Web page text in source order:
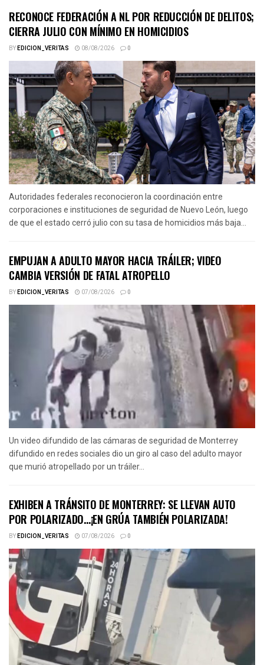
RECONOCE FEDERACIÓN A NL POR REDUCCIÓN DE DELITOS;
CIERRA JULIO CON MÍNIMO EN HOMICIDIOS
BYEDICION_VERITAS 08/08/2026 0
Autoridades federales reconocieron la coordinación entre
corporaciones e instituciones de seguridad de Nuevo León, luego
de que el estado cerró julio con su tasa de homicidios más baja...
EMPUJAN A ADULTO MAYOR HACIA TRÁILER; VIDEO
CAMBIA VERSIÓN DE FATAL ATROPELLO
BYEDICION_VERITAS 07/08/2026 0
Un video difundido de las cámaras de seguridad de Monterrey
difundido en redes sociales dio un giro al caso del adulto mayor
que murió atropellado por un tráiler...
EXHIBEN A TRÁNSITO DE MONTERREY: SE LLEVAN AUTO
POR POLARIZADO…¡EN GRÚA TAMBIÉN POLARIZADA!
BYEDICION_VERITAS 07/08/2026 0